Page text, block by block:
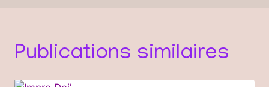
Publications similaires